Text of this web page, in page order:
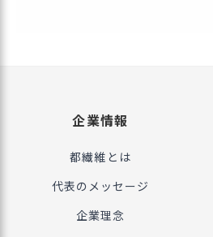
企業情報
都繊維とは
代表のメッセージ
企業理念